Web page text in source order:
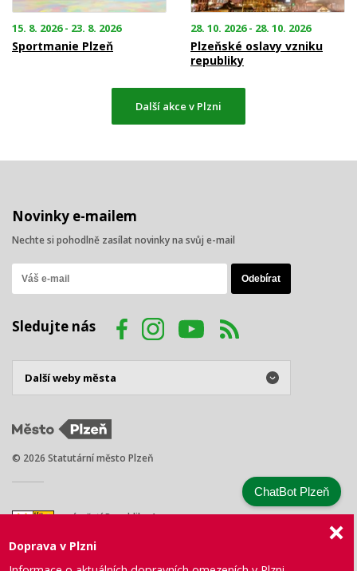
15. 8. 2026 - 23. 8. 2026
Sportmanie Plzeň
28. 10. 2026 - 28. 10. 2026
Plzeňské oslavy vzniku
republiky
Další akce v Plzni
Novinky e-mailem
Nechte si pohodlně zasílat novinky na svůj e-mail
Sledujte nás
© 2026 Statutární město Plzeň
náměstí Republiky 1
Tel.: +420 378 031 111
Doprava v Plzni
ChatBot Plzeň